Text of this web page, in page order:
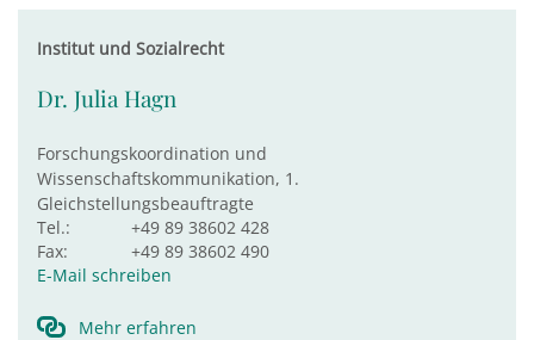
Institut und Sozialrecht
Dr. Julia Hagn
Forschungskoordination und
Wissenschaftskommunikation, 1.
Gleichstellungsbeauftragte
Tel.:
+49 89 38602 428
Fax:
+49 89 38602 490
E-Mail schreiben
Mehr erfahren